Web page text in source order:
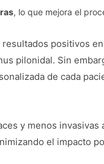
, lo que mejora el
positivos
pilonidal. Sin
de cada
y menos invasivas
el impacto